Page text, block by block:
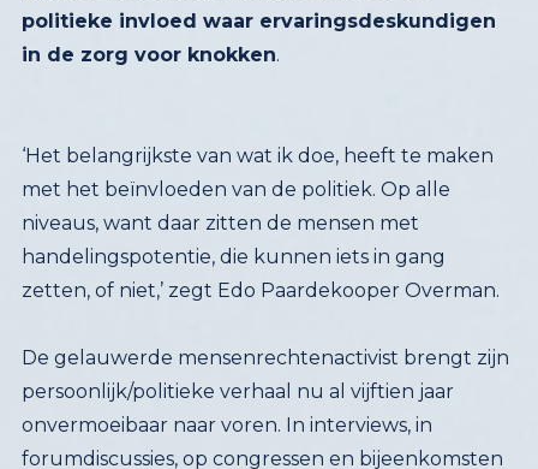
in de zorg voor knokken.
‘Het belangrijkste van wat ik doe, heeft te maken
met het beïnvloeden van de politiek. Op alle
niveaus, want daar zitten de mensen met
handelingspotentie, die kunnen iets in gang
zetten, of niet,’ zegt Edo Paardekooper Overman.
De gelauwerde mensenrechtenactivist brengt zijn
persoonlijk/politieke verhaal nu al vijftien jaar
onvermoeibaar naar voren. In interviews, in
forumdiscussies, op congressen en bijeenkomsten